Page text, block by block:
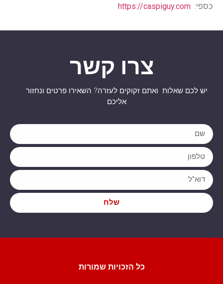
כספי: https://caspiguy.com
צרו קשר
יש לכם שאלות ואתם זקוקים לעזרה? השאירו פרטים ונחזור
אליכם
שלח
כל הזכויות שמורות